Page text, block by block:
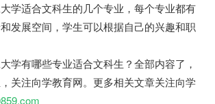
学适合文科生的几个专业，每个专业都有
发展空间，学生可以根据自己的兴趣和职
学有哪些专业适合文科生？全部内容了，
关注向学教育网。更多相关文章关注向学